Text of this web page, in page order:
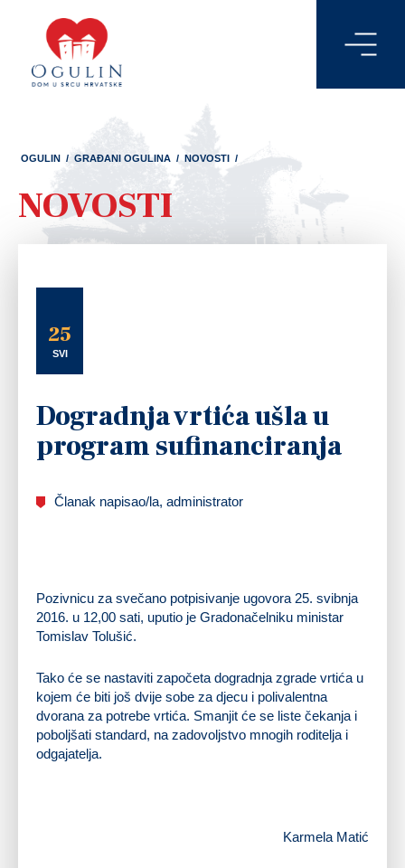
OGULIN / GRAĐANI OGULINA / NOVOSTI /
NOVOSTI
25
SVI
Dogradnja vrtića ušla u
program sufinanciranja
Članak napisao/la, administrator
Pozivnicu za svečano potpisivanje ugovora 25. svibnja
2016. u 12,00 sati, uputio je Gradonačelniku ministar
Tomislav Tolušić.
Tako će se nastaviti započeta dogradnja zgrade vrtića u
kojem će biti još dvije sobe za djecu i polivalentna
dvorana za potrebe vrtića. Smanjit će se liste čekanja i
poboljšati standard, na zadovoljstvo mnogih roditelja i
odgajatelja.
Karmela Matić